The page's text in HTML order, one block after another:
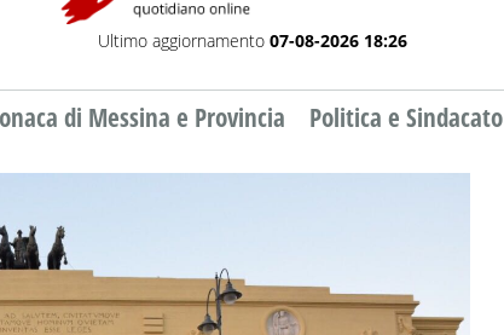
Ultimo aggiornamento 07-08-2026 18:26
di Messina e Provincia Politica e Sindacato